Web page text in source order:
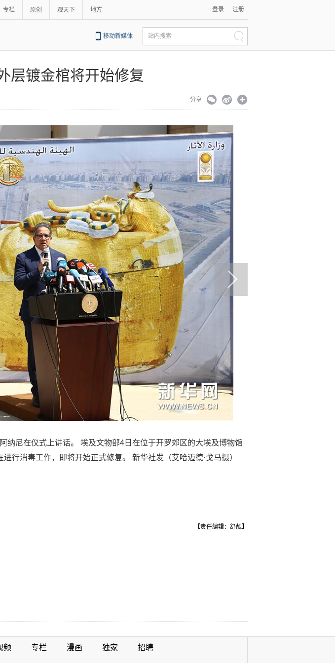
专栏 原创 观天下 地方 登录 注册
移动新媒体 站内搜索
层镀金棺将开始修复
分享
纳尼在仪式上讲话。 埃及文物部4日在位于开罗郊区的大埃及博物馆
行消毒工作，即将开始正式修复。 新华社发（艾哈迈德·戈马摄）
【责任编辑：舒靓】
频 专栏 漫画 独家 招聘